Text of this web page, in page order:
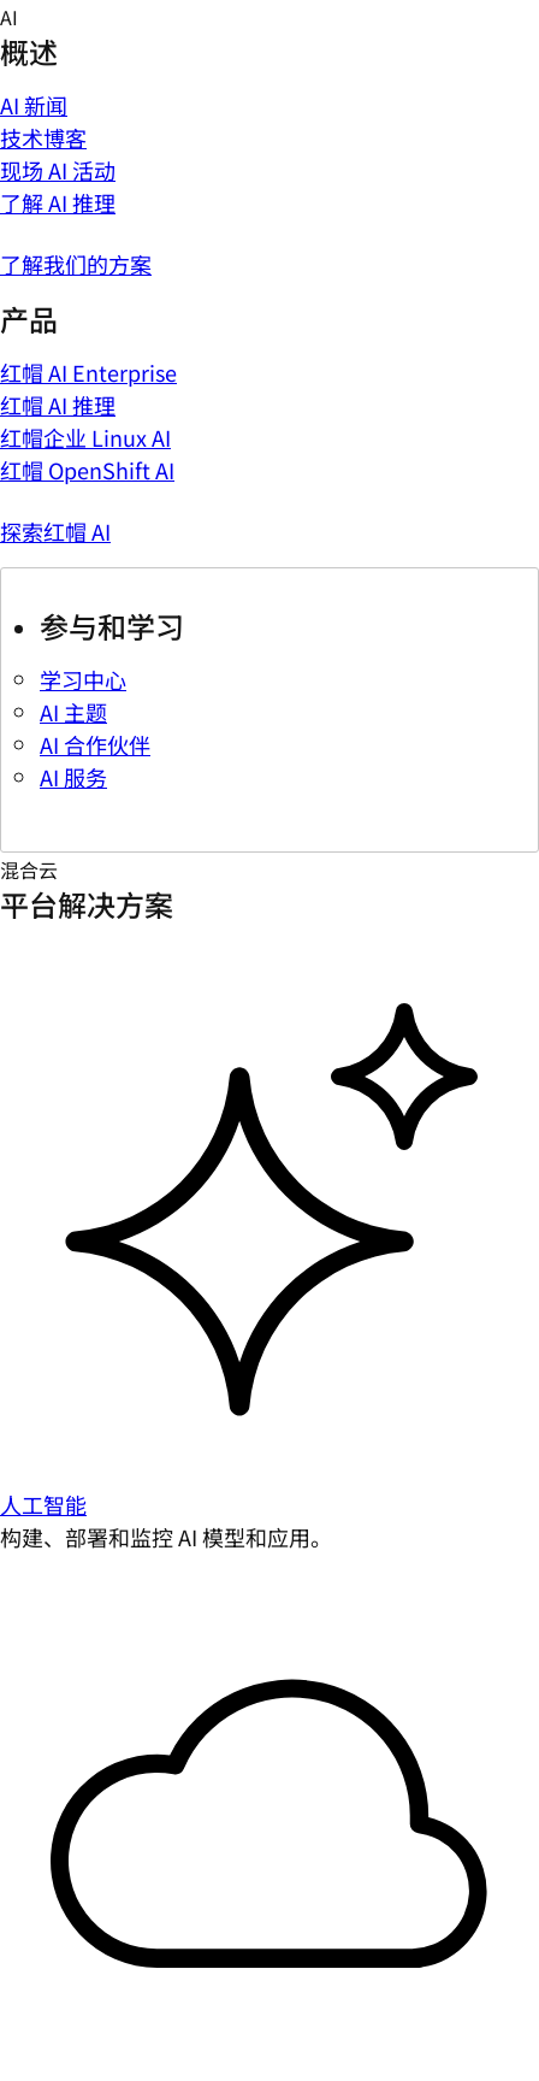
Skip
to
content
AI
概述
AI 新闻
技术博客
现场 AI 活动
了解 AI 推理
了解我们的方案
产品
红帽 AI Enterprise
红帽 AI 推理
红帽企业 Linux AI
红帽 OpenShift AI
探索红帽 AI
参与和学习
学习中心
AI 主题
AI 合作伙伴
AI 服务
混合云
平台解决方案
人工智能
构建、部署和监控 AI 模型和应用。